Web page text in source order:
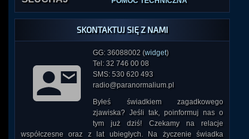
SKONTAKTUJ SIĘ Z NAMI
GG: 36088002 (widget)
Tel: 32 746 00 08
SMS: 530 620 493
radio@paranormalium.pl
Byłeś świadkiem zagadkowego
zjawiska? Jeśli tak, poinformuj nas o
tym już dziś! Czekamy na relacje
współczesne oraz z lat ubiegłych. Na życzenie świadka